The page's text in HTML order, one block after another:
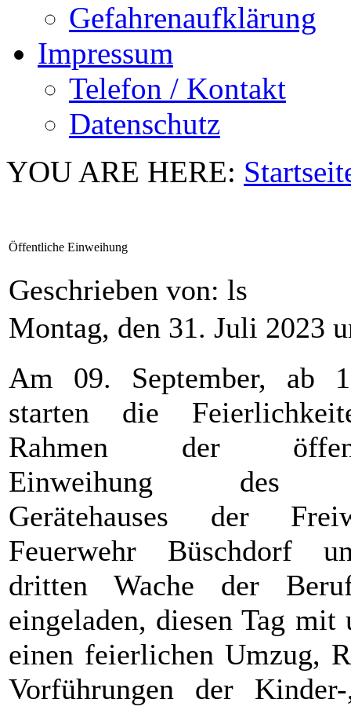
Gefahrenaufklärung
Impressum
Telefon / Kontakt
Datenschutz
YOU ARE HERE:
Öffentliche Einweihung
Geschrieben von: ls
Montag, den 31. Juli 2023
Am 09. September, ab
starten die
Rahmen der
Einweihung des
Gerätehauses der
Feuerwehr Büschdorf
dritten Wache der
eingeladen, diesen Tag
einen feierlichen Umzug,
Vorführungen der